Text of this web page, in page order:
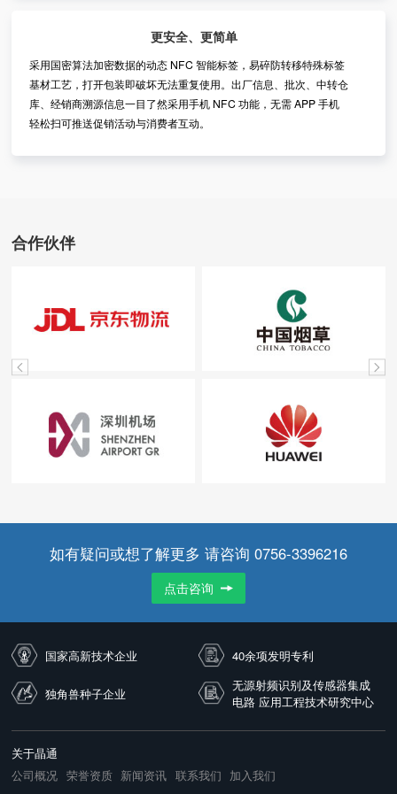
更安全、更简单
采用国密算法加密数据的动态 NFC 智能标签，易碎防转移特殊标签
基材工艺，打开包装即破坏无法重复使用。出厂信息、批次、中转仓
库、经销商溯源信息一目了然采用手机 NFC 功能，无需 APP 手机
轻松扫可推送促销活动与消费者互动。
合作伙伴
如有疑问或想了解更多 请咨询 0756-3396216
点击咨询
国家高新技术企业 40余项发明专利
独角兽种子企业
无源射频识别及传感器集成
电路 应用工程技术研究中心
关于晶通
公司概况 荣誉资质 新闻资讯 联系我们 加入我们